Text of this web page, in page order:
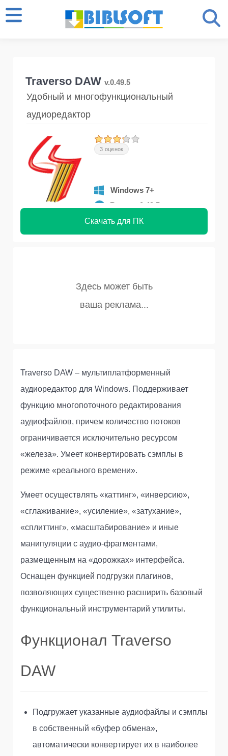
Traverso DAW v.0.49.5
Удобный и многофункциональный
аудиоредактор
3 оценок
Windows 7+
Версия 0.49.5
Скачать для ПК
Traverso DAW – мультиплатформенный
аудиоредактор для Windows. Поддерживает
функцию многопоточного редактирования
аудиофайлов, причем количество потоков
ограничивается исключительно ресурсом
«железа». Умеет конвертировать сэмплы в
режиме «реального времени».
Умеет осуществлять «каттинг», «инверсию»,
«сглаживание», «усиление», «затухание»,
«сплиттинг», «масштабирование» и иные
манипуляции с аудио-фрагментами,
размещенным на «дорожках» интерфейса.
Оснащен функцией подгрузки плагинов,
позволяющих существенно расширить базовый
функциональный инструментарий утилиты.
Функционал Traverso
DAW
Подгружает указанные аудиофайлы и сэмплы
в собственный «буфер обмена»,
автоматически конвертирует их в наиболее